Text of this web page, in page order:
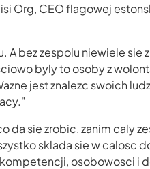
Org, CEO flagowej
bez zespolu niewiele sie
byly to osoby z
jest znalezc swoich
da sie zrobic, zanim caly
sklada sie w calosc
osobowosci i